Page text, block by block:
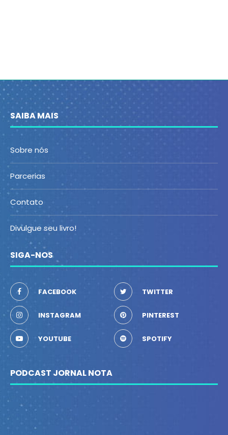
SAIBA MAIS
Sobre nós
Parcerias
Contato
Divulgue seu livro!
SIGA-NOS
FACEBOOK TWITTER
INSTAGRAM PINTEREST
YOUTUBE SPOTIFY
PODCAST JORNAL NOTA